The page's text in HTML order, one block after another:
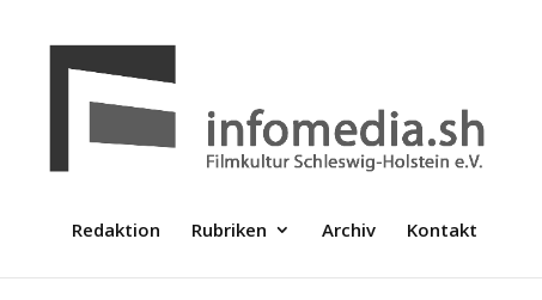
Redaktion Rubriken Archiv Kontakt